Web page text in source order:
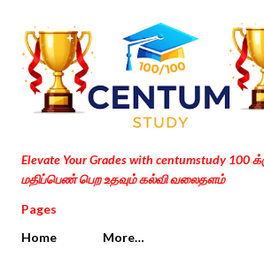
Skip to main content
Elevate Your Grades with centumstudy 100
மதிப்பெண் பெற உதவும் கல்வி வலைதளம்
Pages
Home
More…